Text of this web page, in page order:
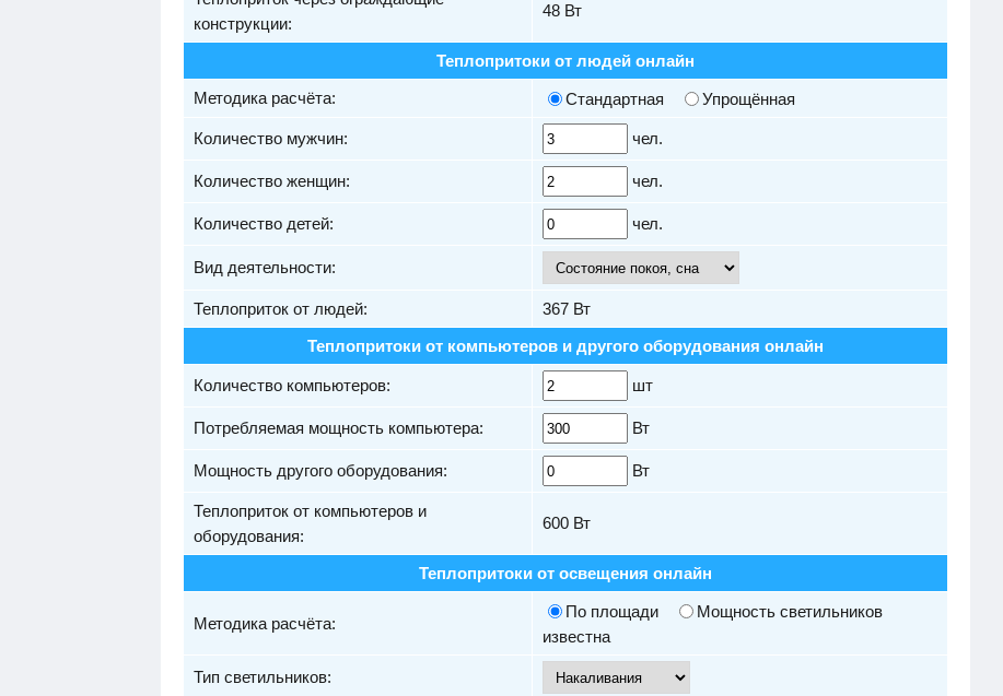
конструкции:
48 Вт
Теплопритоки от людей онлайн
Методика расчёта:
Стандартная Упрощённая
Количество мужчин: чел.
Количество женщин: чел.
Количество детей: чел.
Вид деятельности:
Теплоприток от людей: 367 Вт
Теплопритоки от компьютеров и другого оборудования онлайн
Количество компьютеров: шт
Потребляемая мощность компьютера: Вт
Мощность другого оборудования: Вт
Теплоприток от компьютеров и
оборудования:
600 Вт
Теплопритоки от освещения онлайн
Методика расчёта:
По площади
Мощность светильников
известна
Тип светильников: